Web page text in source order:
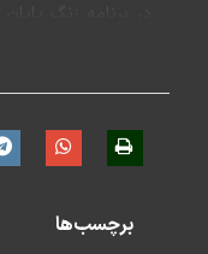
در برنامه زنگ
برچسب‌ها